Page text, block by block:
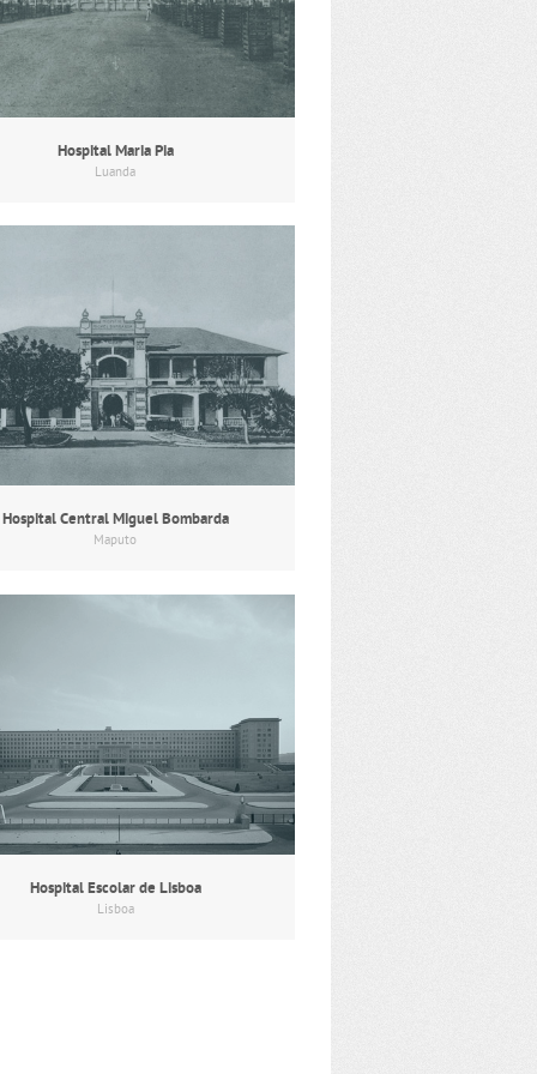
Hospital Maria Pia
Luanda
Hospital Central Miguel Bombarda
Maputo
Hospital Escolar de Lisboa
Lisboa